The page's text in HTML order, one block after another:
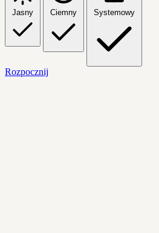
Jasny Ciemny Systemowy
Rozpocznij